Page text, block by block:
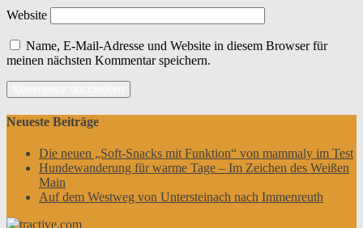
Website
Name, E-Mail-Adresse und Website in diesem Browser für
meinen nächsten Kommentar speichern.
Neueste Beiträge
Die neuen „Soft-Snacks mit Funktion“ von mammaly im Test
Hundewanderung für warme Tage – Im Zeichen des Weißen
Main
Auf dem Westweg von Untersteinach nach Immenreuth